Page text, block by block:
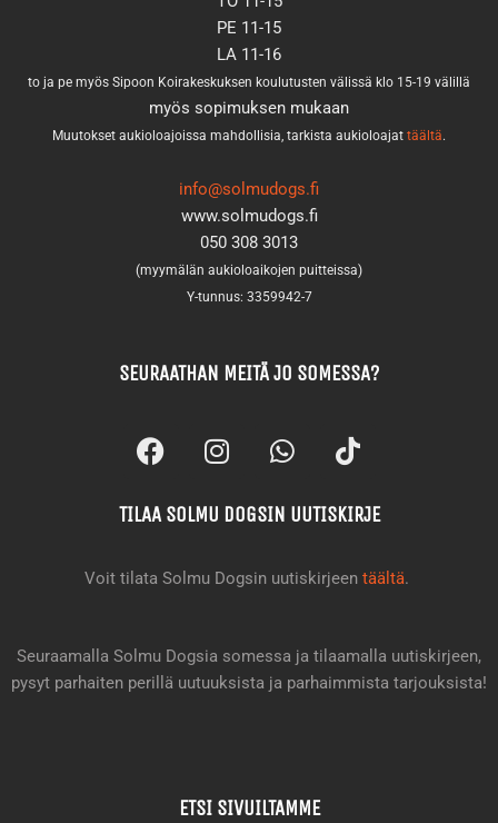
PE 11-15
LA 11-16
to ja pe myös Sipoon Koirakeskuksen koulutusten välissä klo 15-19 välillä
myös sopimuksen mukaan
Muutokset aukioloajoissa mahdollisia, tarkista aukioloajat täältä.
info@solmudogs.fi
www.solmudogs.fi
050 308 3013
(myymälän aukioloaikojen puitteissa)
Y-tunnus: 3359942-7
SEURAATHAN MEITÄ JO SOMESSA?
F
a
e
o
I
n
t
g
m
W
h
t
a
T
i
t
k
TILAA SOLMU DOGSIN UUTISKIRJE
Voit tilata Solmu Dogsin uutiskirjeen täältä.
Seuraamalla Solmu Dogsia somessa ja tilaamalla uutiskirjeen,
pysyt parhaiten perillä uutuuksista ja parhaimmista tarjouksista!
ETSI SIVUILTAMME